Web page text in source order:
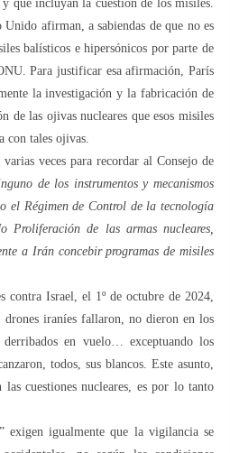
que incluyan la cuestión de los misiles.
afirman, a sabiendas de que no es
balísticos e hipersónicos por parte de
Para justificar esa afirmación, París
la investigación y la fabricación de
de las ojivas nucleares que esos misiles
tales ojivas.
veces para recordar al Consejo de
de los instrumentos y mecanismos
el Régimen de Control de la tecnología
Proliferación de las armas nucleares,
a Irán concebir programas de misiles
contra Israel, el 1º de octubre de 2024,
iraníes fallaron, no dieron en los
derribados en vuelo… exceptuando los
todos, sus blancos. Este asunto,
cuestiones nucleares, es por lo tanto
exigen igualmente que la vigilancia se